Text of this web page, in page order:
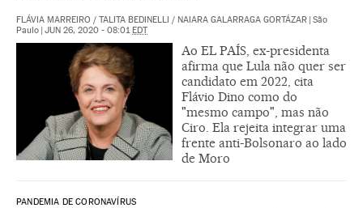
FLÁVIA MARREIRO / TALITA BEDINELLI / NAIARA GALARRAGA GORTÁZAR | São
Paulo | JUN 26, 2020 - 08:01EDT
Ao EL PAÍS, ex-presidenta
afirma que Lula não quer ser
candidato em 2022, cita
Flávio Dino como do
"mesmo campo", mas não
Ciro. Ela rejeita integrar uma
frente anti-Bolsonaro ao lado
de Moro
PANDEMIA DE CORONAVÍRUS